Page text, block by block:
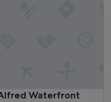
Waterfront
Waterfront